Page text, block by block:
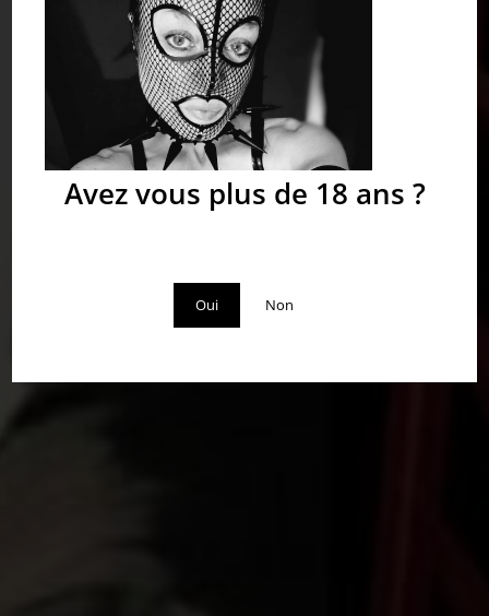
Avez vous plus de 18 ans ?
Oui Non
du 27 Juillet au 5 Août en
Dordogne... n'hésitez pas
à venir me voir... à très